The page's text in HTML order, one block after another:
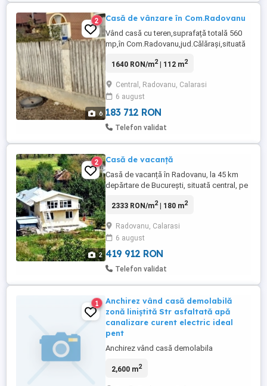
6
2 Casă de vânzare în Com.Radovanu
Vând casă cu teren,suprafață totală 560
mp,în Com.Radovanu,jud.Călărași,situată
Primărie,Poliție,Şcoală,Dispensar,Farmacie,
de București și 18 km de Oltenița. Pentru
mai multe detalii mă puteți contacta la
nr.de telefon: ...
1640 RON/m2| 112 m2
Central, Radovanu, Calarasi
6 august
183 712 RON
Telefon validat
2
2 Casă de vacanță
Casă de vacanță în Radovanu, la 45 km
depărtare de București, situată central, pe
împrejmuire trainică din ulucă și plasă.
sol 180 mp, are 9 camere, renovată recent,
copertină nouă, parchet și gresie,
încășzire cu sobe. ...
2333 RON/m2| 180 m2
Radovanu, Calarasi
6 august
419 912 RON
Telefon validat
1
Anchirez vând casă demolabilă
zonă liniștită Str asfaltată apă
canalizare curent electric ideal
pent
Anchirez vând casă demolabila
2,600 m2